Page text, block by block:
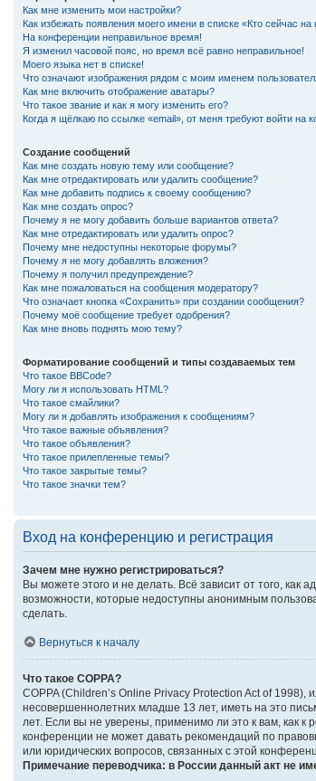
Как мне изменить мои настройки?
Как избежать появления моего имени в списке «Кто сейчас
На конференции неправильное время!
Я изменил часовой пояс, но время всё равно неправильное!
Моего языка нет в списке!
Что означают изображения рядом с моим именем
Как мне включить отображение аватары?
Что такое звание и как я могу изменить его?
Когда я щёлкаю по ссылке «email», от меня требуют войти на
Создание сообщений
Как мне создать новую тему или сообщение?
Как мне отредактировать или удалить сообщение?
Как мне добавить подпись к своему сообщению?
Как мне создать опрос?
Почему я не могу добавить больше вариантов ответа?
Как мне отредактировать или удалить опрос?
Почему мне недоступны некоторые форумы?
Почему я не могу добавлять вложения?
Почему я получил предупреждение?
Как мне пожаловаться на сообщения модератору?
Что означает кнопка «Сохранить» при создании сообщения?
Почему моё сообщение требует одобрения?
Как мне вновь поднять мою тему?
Форматирование сообщений и типы создаваемых тем
Что такое BBCode?
Могу ли я использовать HTML?
Что такое смайлики?
Могу ли я добавлять изображения к сообщениям?
Что такое важные объявления?
Что такое объявления?
Что такое прилепленные темы?
Что такое закрытые темы?
Что такое значки тем?
Вход на конференцию и регистрация
Зачем мне нужно регистрироваться?
Вы можете этого и не делать. Всё зависит от того,
возможности, которые недоступны анонимным
сделать.
Вернуться к началу
Что такое COPPA?
COPPA (Children’s Online Privacy Protection Act of
несовершеннолетних младше 13 лет, иметь на это
лет. Если вы не уверены, применимо ли это к вам, как
конференции не может давать рекомендаций по
или юридических вопросов, связанных с этой
Примечание переводчика: в России данный акт не